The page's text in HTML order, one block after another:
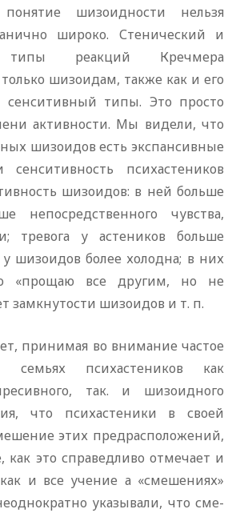
шизоидности нельзя
широко. Стенический и
типы реакций Кречмера
шизоидам, также как и его
сенситив­ный типы. Это просто
активности. Мы видели, что
шизоидов есть экспансивные
психастеников
шизоидов: в ней больше
непосредственного чув­ства,
тревога у астеников больше
шизоидов более холодна; в них
«прощаю все другим, но не
замкнутости шизоидов и т. п.
принимая во внимание частое
семьях психастеников как
так. и шизоидного
что психастеники в своей
этих предрасположений,
как это справедливо отмечает и
и все учение а «смешениях»
указывали, что сме­